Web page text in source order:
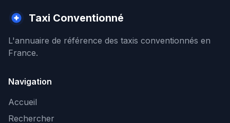
Taxi Conventionné
L'annuaire de référence des taxis conventionnés en
France.
Navigation
Accueil
Rechercher